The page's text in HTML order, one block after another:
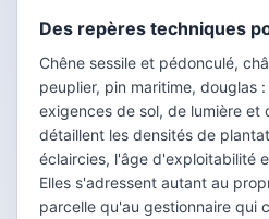
Des repères techniques
Chêne sessile et pédonculé,
peuplier, pin maritime, douglas
exigences de sol, de lumière et
détaillent les densités de
éclaircies, l'âge d'exploitabilité
Elles s'adressent autant au
parcelle qu'au gestionnaire qui